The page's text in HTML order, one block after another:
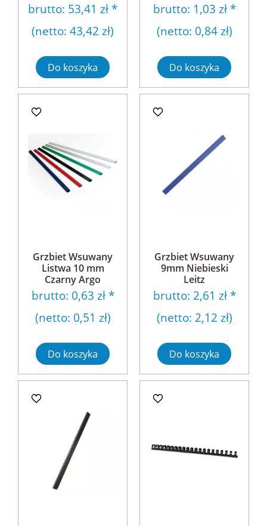
brutto: 53,41 zł *
(netto: 43,42 zł)
Do koszyka
brutto: 1,03 zł*
(netto: 0,84 zł)
Do koszyka
Grzbiet Wsuwany
Listwa 10 mm
Czarny Argo
brutto: 0,63 zł*
(netto: 0,51 zł)
Do koszyka
Grzbiet Wsuwany
9mm Niebieski
Leitz
brutto: 2,61 zł*
(netto: 2,12 zł)
Do koszyka